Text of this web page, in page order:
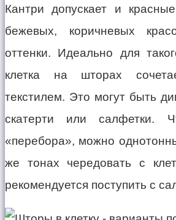
Кантри допускает и
бежевых, коричневых
оттенки. Идеально для
клетка на шторах
текстилем. Это могут быть
скатерти или салфетки.
«перебора», можно
же тонах чередовать с
рекомендуется поступить с